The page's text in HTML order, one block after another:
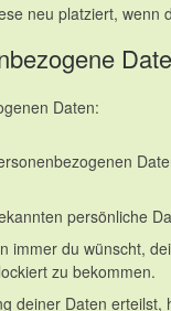
neu platziert, wenn
Daten:
persönliche
immer du wünscht,
zu bekommen.
deiner Daten